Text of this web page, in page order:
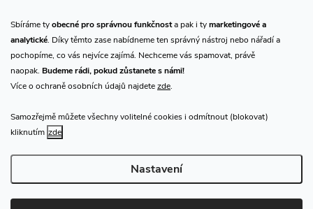
Sbíráme tyobecné pro správnou funkčnosta pak i tymarketingové a
analytické. Díky těmto zase nabídneme ten správný nástroj nebo nářadí a
pochopíme, co vás nejvíce zajímá. Nechceme vás spamovat, právě
naopak. Budeme rádi, pokud zůstanete s námi!
Více o ochraně osobních údajů najdetezde.
Samozřejmě můžete všechny volitelné cookies i odmítnout (blokovat)
kliknutím zde
Nastavení
Přijímáme online platby
Copyright 2026CHN.cz. Všechna práva vyhrazena.Upravit nastavení
cookies